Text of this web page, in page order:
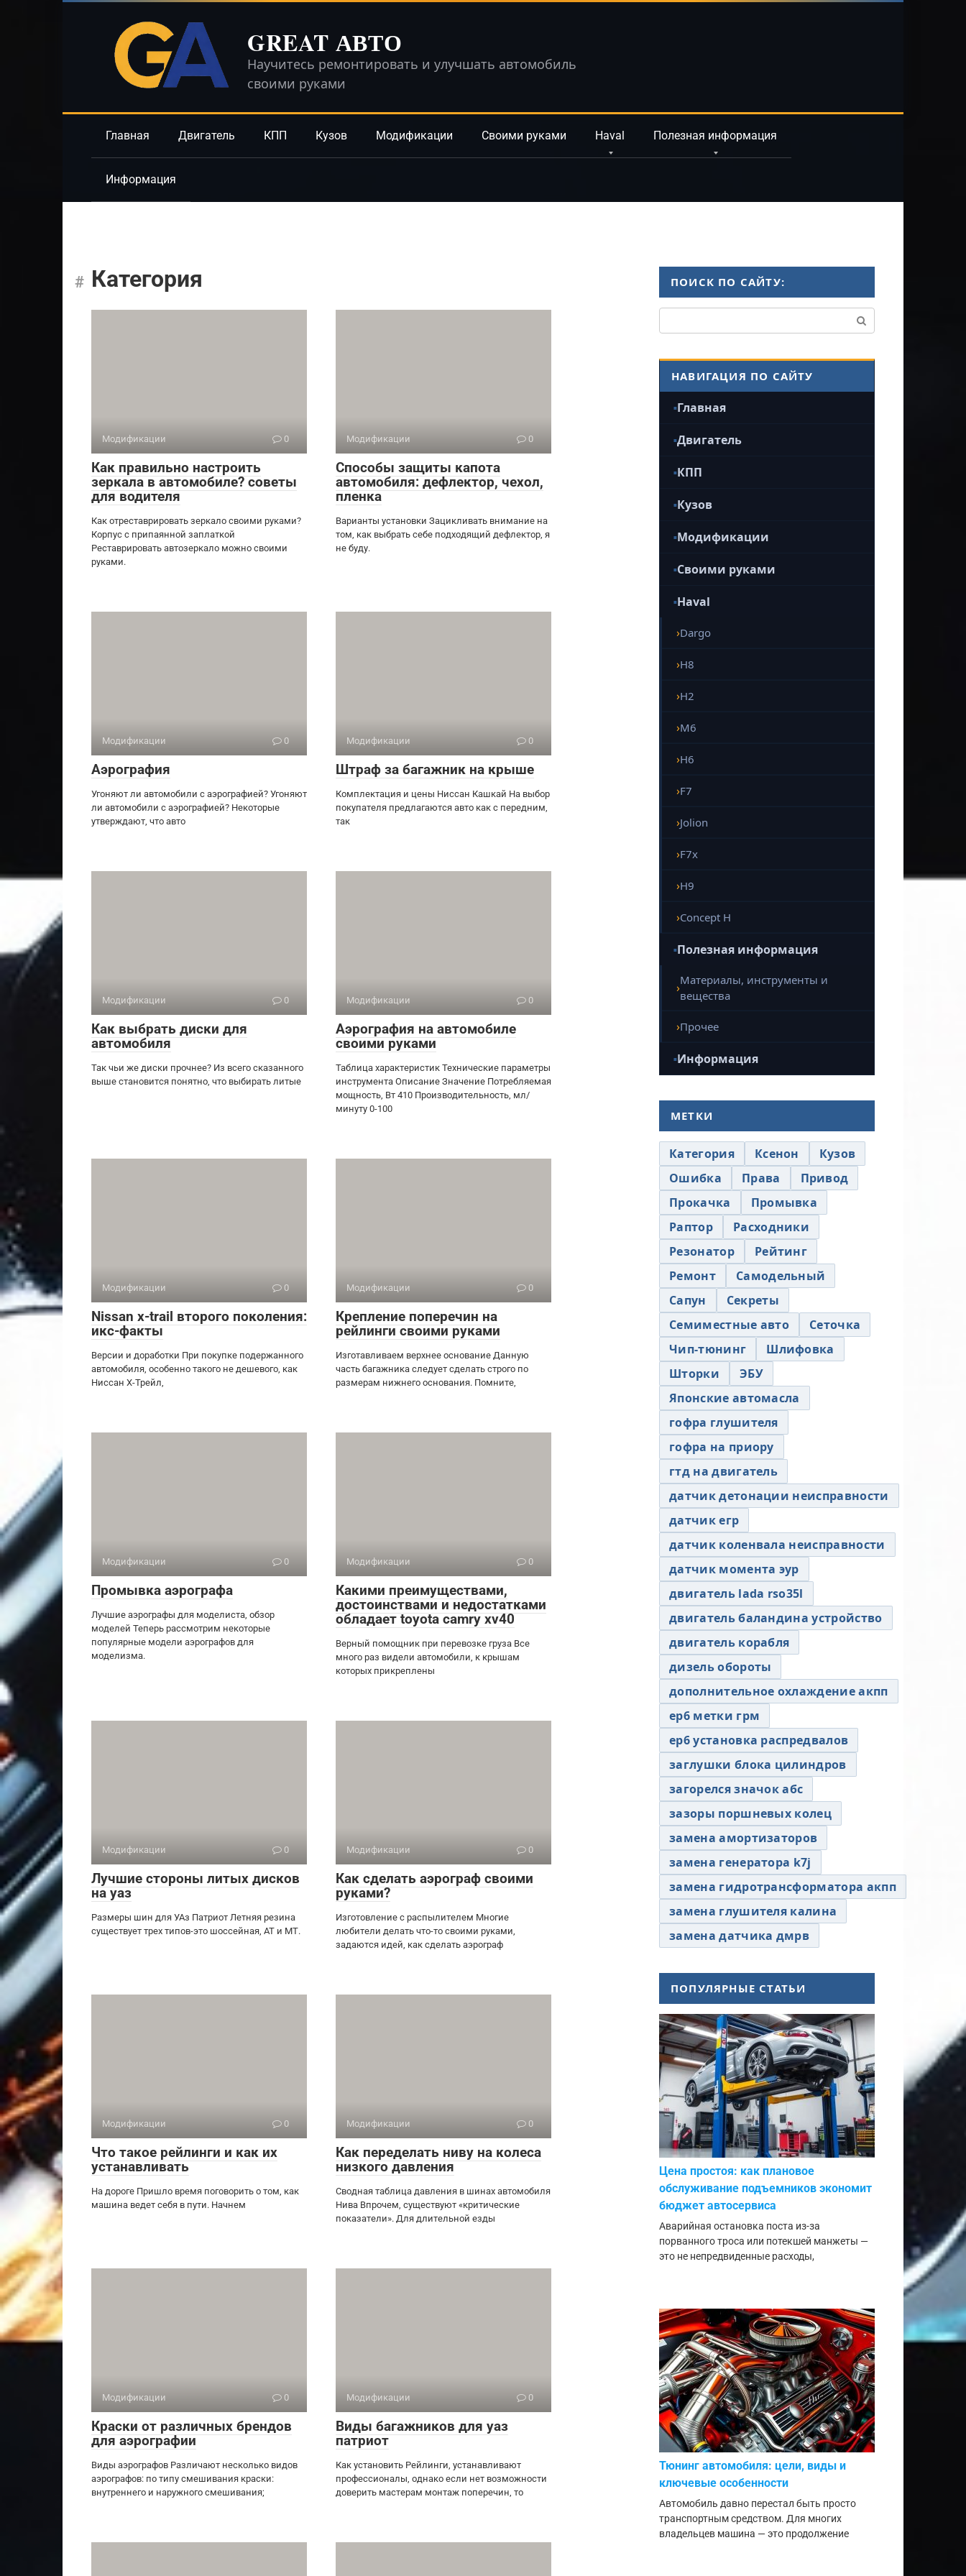
GREAT АВТО
Научитесь ремонтировать и улучшать автомобиль
своими руками
Главная Двигатель КПП Кузов Модификации Своими руками Haval Полезная информация
Информация
Категория
Модификации 0
Как правильно настроить
зеркала в автомобиле? советы
для водителя
Как отреставрировать зеркало своими руками?
Корпус с припаянной заплаткой
Реставрировать автозеркало можно своими
руками.
Модификации 0
Способы защиты капота
автомобиля: дефлектор, чехол,
пленка
Варианты установки Зацикливать внимание на
том, как выбрать себе подходящий дефлектор, я
не буду.
Модификации 0
Аэрография
Угоняют ли автомобили с аэрографией? Угоняют
ли автомобили с аэрографией? Некоторые
утверждают, что авто
Модификации 0
Штраф за багажник на крыше
Комплектация и цены Ниссан Кашкай На выбор
покупателя предлагаются авто как с передним,
так
Модификации 0
Как выбрать диски для
автомобиля
Так чьи же диски прочнее? Из всего сказанного
выше становится понятно, что выбирать литые
Модификации 0
Аэрография на автомобиле
своими руками
Таблица характеристик Технические параметры
инструмента Описание Значение Потребляемая
мощность, Вт 410 Производительность, мл/
минуту 0-100
Модификации 0
Nissan x-trail второго поколения:
икс-факты
Версии и доработки При покупке подержанного
автомобиля, особенно такого не дешевого, как
Ниссан Х-Трейл,
Модификации 0
Крепление поперечин на
рейлинги своими руками
Изготавливаем верхнее основание Данную
часть багажника следует сделать строго по
размерам нижнего основания. Помните,
Модификации 0
Промывка аэрографа
Лучшие аэрографы для моделиста, обзор
моделей Теперь рассмотрим некоторые
популярные модели аэрографов для
моделизма.
Модификации 0
Какими преимуществами,
достоинствами и недостатками
обладает toyota camry xv40
Верный помощник при перевозке груза Все
много раз видели автомобили, к крышам
которых прикреплены
Модификации 0
Лучшие стороны литых дисков
на уаз
Размеры шин для УАз Патриот Летняя резина
существует трех типов-это шоссейная, АТ и МТ.
Модификации 0
Как сделать аэрограф своими
руками?
Изготовление с распылителем Многие
любители делать что-то своими руками,
задаются идей, как сделать аэрограф
Модификации 0
Что такое рейлинги и как их
устанавливать
На дороге Пришло время поговорить о том, как
машина ведет себя в пути. Начнем
Модификации 0
Как переделать ниву на колеса
низкого давления
Сводная таблица давления в шинах автомобиля
Нива Впрочем, существуют «критические
показатели». Для длительной езды
Модификации 0
Краски от различных брендов
для аэрографии
Виды аэрографов Различают несколько видов
аэрографов: по типу смешивания краски:
внутреннего и наружного смешивания;
Модификации 0
Виды багажников для уаз
патриот
Как установить Рейлинги, устанавливают
профессионалы, однако если нет возможности
доверить мастерам монтаж поперечин, то
ПОИСК ПО САЙТУ:
НАВИГАЦИЯ ПО САЙТУ
Главная
Двигатель
КПП
Кузов
Модификации
Своими руками
Haval
Dargo
H8
H2
M6
H6
F7
Jolion
F7x
H9
Concept H
Полезная информация
Материалы, инструменты и
вещества
Прочее
Информация
МЕТКИ
Категория Ксенон
Кузов
Ошибка
Права
Привод
Прокачка
Промывка
Раптор
Расходники
Резонатор
Рейтинг
Ремонт
Самодельный
Сапун
Секреты
Семиместные авто
Сеточка
Чип-тюнинг
Шлифовка
Шторки
ЭБУ
Японские автомасла
гофра глушителя
гофра на приору
гтд на двигатель
датчик детонации неисправности
датчик егр
датчик коленвала неисправности
датчик момента эур
двигатель lada rso35l
двигатель баландина устройство
двигатель корабля
дизель обороты
дополнительное охлаждение акпп
ер6 метки грм
ер6 установка распредвалов
заглушки блока цилиндров
загорелся значок абс
зазоры поршневых колец
замена амортизаторов
замена генератора k7j
замена гидротрансформатора акпп
замена глушителя калина
замена датчика дмрв
ПОПУЛЯРНЫЕ СТАТЬИ
Цена простоя: как плановое
обслуживание подъемников экономит
бюджет автосервиса
Аварийная остановка поста из-за
порванного троса или потекшей манжеты —
это не непредвиденные расходы,
Тюнинг автомобиля: цели, виды и
ключевые особенности
Автомобиль давно перестал быть просто
транспортным средством. Для многих
владельцев машина — это продолжение